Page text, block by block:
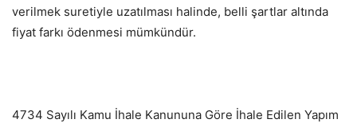
verilmek suretiyle uzatılması halinde, belli şartlar altında
fiyat farkı ödenmesi mümkündür.
4734 Sayılı Kamu İhale Kanununa Göre İhale Edilen Yapım